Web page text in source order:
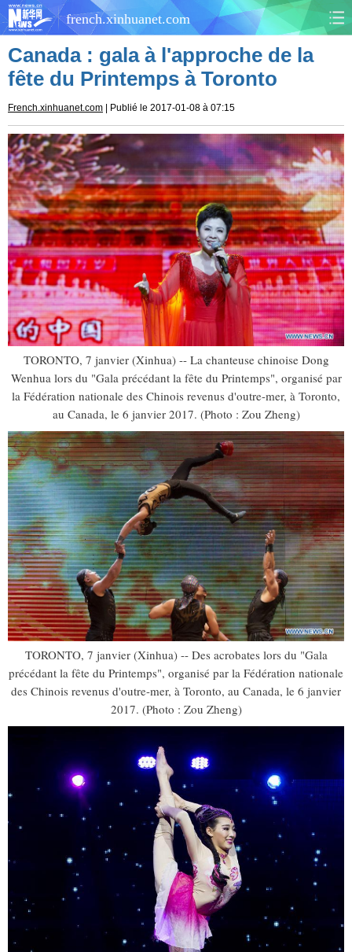
french.xinhuanet.com
CHINE MONDE
CULTURE SOCIÉTÉ
SANTÉ SPORTS
SCI&TECH PLANÈTE
TOURISME DOCUMENTS
DOSSIERS PHOTOS
VIDÉOS
Canada : gala à l'approche de la
fête du Printemps à Toronto
French.xinhuanet.com | Publié le 2017-01-08 à 07:15
TORONTO, 7 janvier (Xinhua) -- La chanteuse chinoise Dong
Wenhua lors du "Gala précédant la fête du Printemps", organisé par
la Fédération nationale des Chinois revenus d'outre-mer, à Toronto,
au Canada, le 6 janvier 2017. (Photo : Zou Zheng)
TORONTO, 7 janvier (Xinhua) -- Des acrobates lors du "Gala
précédant la fête du Printemps", organisé par la Fédération nationale
des Chinois revenus d'outre-mer, à Toronto, au Canada, le 6 janvier
2017. (Photo : Zou Zheng)